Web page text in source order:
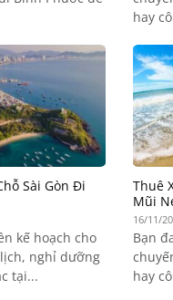
hay
Sài Gòn Đi
kế hoạch cho
nghỉ dưỡng
tại...
Thuê
Mũi
16/11/
Bạn
hay